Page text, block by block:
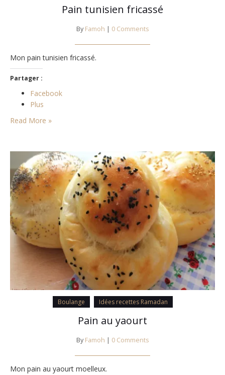
Pain tunisien fricassé
By Famoh | 0 Comments
Mon pain tunisien fricassé.
Partager :
Facebook
Plus
Read More »
Boulange Idées recettes Ramadan
Pain au yaourt
By Famoh | 0 Comments
Mon pain au yaourt moelleux.